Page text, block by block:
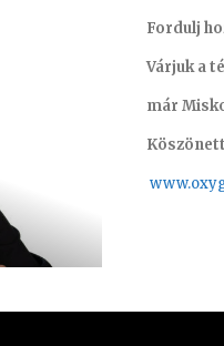
Fordulj
Várjuk a
már